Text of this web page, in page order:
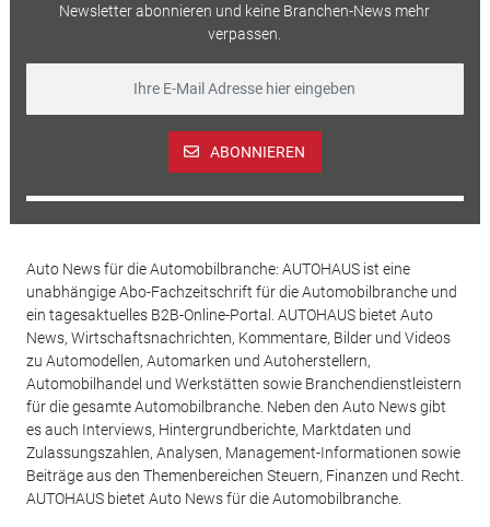
Newsletter abonnieren und keine Branchen-News mehr
verpassen.
ABONNIEREN
Auto News für die Automobilbranche: AUTOHAUS ist eine
unabhängige Abo-Fachzeitschrift für die Automobilbranche und
ein tagesaktuelles B2B-Online-Portal. AUTOHAUS bietet Auto
News, Wirtschaftsnachrichten, Kommentare, Bilder und Videos
zu Automodellen, Automarken und Autoherstellern,
Automobilhandel und Werkstätten sowie Branchendienstleistern
für die gesamte Automobilbranche. Neben den Auto News gibt
es auch Interviews, Hintergrundberichte, Marktdaten und
Zulassungszahlen, Analysen, Management-Informationen sowie
Beiträge aus den Themenbereichen Steuern, Finanzen und Recht.
AUTOHAUS bietet Auto News für die Automobilbranche.